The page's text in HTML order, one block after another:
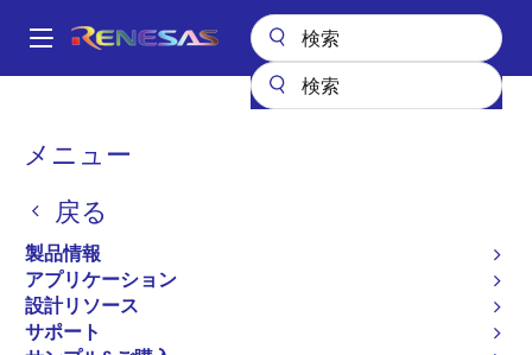
ン
Main
メニュー
戻る
製品情報
アプリケーション
設計リソース
サポート
パ
く
ず
ADC1213D125W1
ADC1213D125W1 demo
board
ADC1213D125W1